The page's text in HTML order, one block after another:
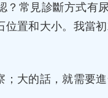
？常見診斷方式有
置和大小。我當
大的話，就需要